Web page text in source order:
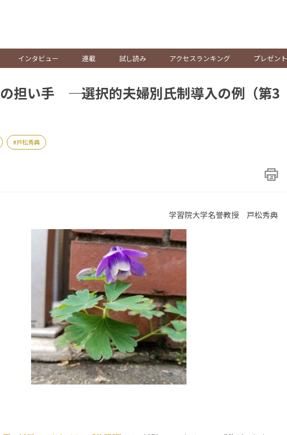
インタビュー 連載 試し読み アクセスランキング プレゼント
担い手 ―― 選択的夫婦別氏制導入の例（第3
戸松秀典
学習院大学名誉教授 戸松秀典